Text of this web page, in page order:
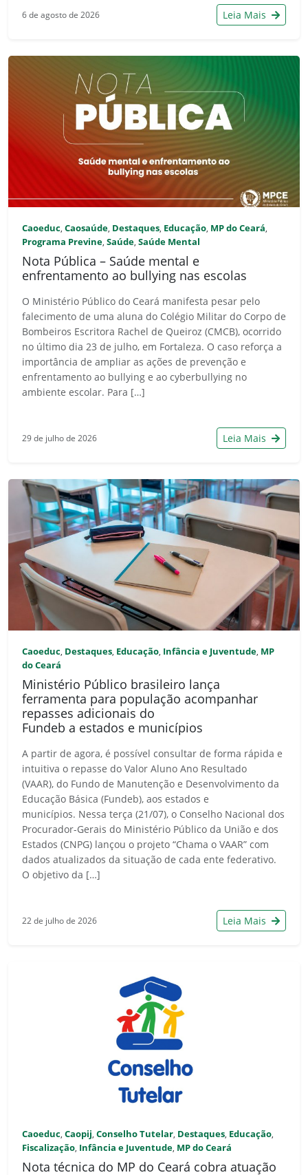
6 de agosto de 2026 Leia Mais
Caoeduc, Caosaúde, Destaques, Educação, MP do Ceará,
Programa Previne, Saúde, Saúde Mental
Nota Pública – Saúde mental e
enfrentamento ao bullying nas escolas
O Ministério Público do Ceará manifesta pesar pelo
falecimento de uma aluna do Colégio Militar do Corpo de
Bombeiros Escritora Rachel de Queiroz (CMCB), ocorrido
no último dia 23 de julho, em Fortaleza. O caso reforça a
importância de ampliar as ações de prevenção e
enfrentamento ao bullying e ao cyberbullying no
ambiente escolar. Para […]
29 de julho de 2026 Leia Mais
Caoeduc, Destaques, Educação, Infância e Juventude, MP
do Ceará
Ministério Público brasileiro lança
ferramenta para população acompanhar
repasses adicionais do
Fundeb a estados e municípios
A partir de agora, é possível consultar de forma rápida e
intuitiva o repasse do Valor Aluno Ano Resultado
(VAAR), do Fundo de Manutenção e Desenvolvimento da
Educação Básica (Fundeb), aos estados e
municípios. Nessa terça (21/07), o Conselho Nacional dos
Procurador-Gerais do Ministério Público da União e dos
Estados (CNPG) lançou o projeto “Chama o VAAR” com
dados atualizados da situação de cada ente federativo.
O objetivo da […]
22 de julho de 2026 Leia Mais
Caoeduc, Caopij, Conselho Tutelar, Destaques, Educação,
Fiscalização, Infância e Juventude, MP do Ceará
Nota técnica do MP do Ceará cobra atuação